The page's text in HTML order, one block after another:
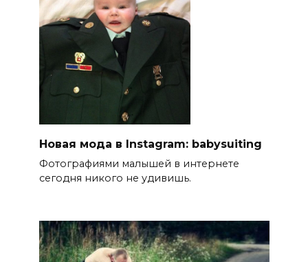
Новая мода в Instagram: babysuiting
Фотографиями малышей в интернете
сегодня никого не удивишь.